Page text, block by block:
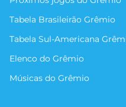
Tabela Brasileirão Grêmio
Tabela Sul-Americana
Elenco do Grêmio
Músicas do Grêmio